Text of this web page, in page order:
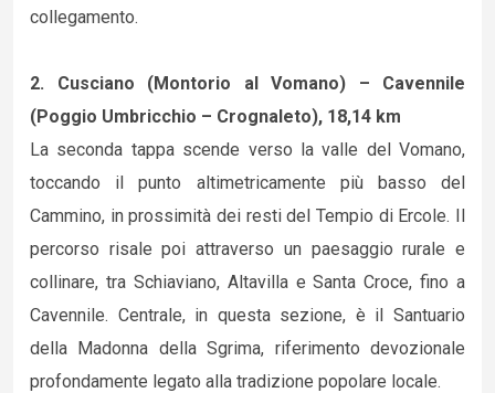
collegamento.
2. Cusciano (Montorio al Vomano) – Cavennile
(Poggio Umbricchio – Crognaleto), 18,14 km
La seconda tappa scende verso la valle del Vomano,
toccando il punto altimetricamente più basso del
Cammino, in prossimità dei resti del Tempio di Ercole. Il
percorso risale poi attraverso un paesaggio rurale e
collinare, tra Schiaviano, Altavilla e Santa Croce, fino a
Cavennile. Centrale, in questa sezione, è il Santuario
della Madonna della Sgrima, riferimento devozionale
profondamente legato alla tradizione popolare locale.